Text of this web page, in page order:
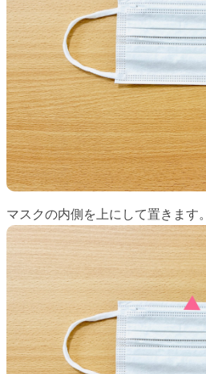
マスクの内側を上にして置きます。